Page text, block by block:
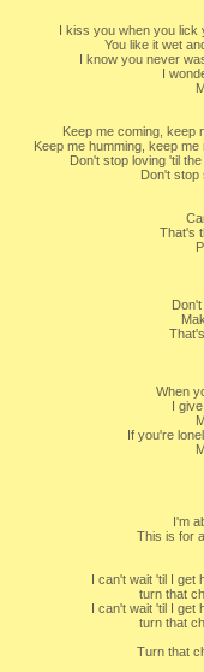
I kiss you when you
You like it wet
I know you never
I
Keep me coming, keep
Keep me humming, keep
Don't stop loving 'til
Don't stop
That's
When
I
If you're
I'm
This is for
I can't wait 'til I
turn that
I can't wait 'til I
turn that
Turn that